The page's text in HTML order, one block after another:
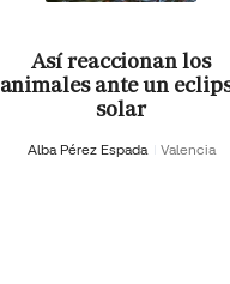
Así reaccionan los
animales ante un
solar
Alba Pérez Espada Valencia